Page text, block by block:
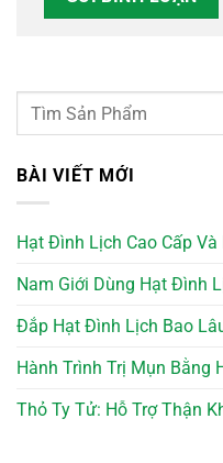
BÀI VIẾT MỚI
Hạt Đình Lịch Cao Cấp
Nam Giới Dùng Hạt Đình
Đắp Hạt Đình Lịch Bao
Hành Trình Trị Mụn Bằng
Thỏ Ty Tử: Hỗ Trợ Thận